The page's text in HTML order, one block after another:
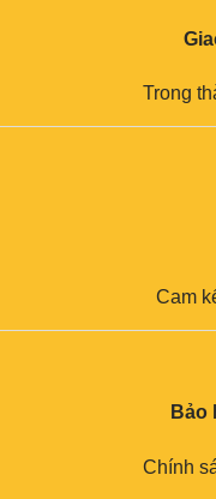
Trong
Cam
Bảo
Chính